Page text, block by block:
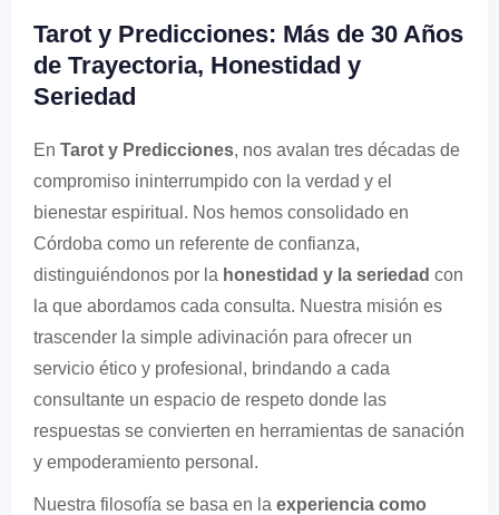
Tarot y Predicciones: Más de 30 Años
de Trayectoria, Honestidad y
Seriedad
En Tarot y Predicciones, nos avalan tres décadas de
compromiso ininterrumpido con la verdad y el
bienestar espiritual. Nos hemos consolidado en
Córdoba como un referente de confianza,
distinguiéndonos por la honestidad y la seriedad con
la que abordamos cada consulta. Nuestra misión es
trascender la simple adivinación para ofrecer un
servicio ético y profesional, brindando a cada
consultante un espacio de respeto donde las
respuestas se convierten en herramientas de sanación
y empoderamiento personal.
Nuestra filosofía se basa en la experiencia como